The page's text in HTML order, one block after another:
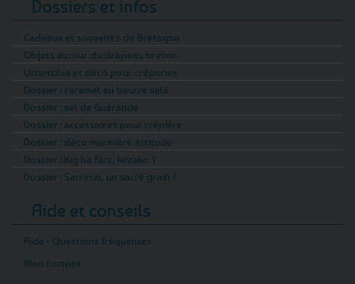
Dossiers et infos
Cadeaux et souvenirs de Bretagne
Objets autour du drapeau breton
Ustensiles et déco pour crêperies
Dossier : caramel au beurre salé
Dossier : sel de Guérande
Dossier : accessoires pour crêpière
Dossier : déco marinière attitude
Dossier : Kig ha Farz, kézako ?
Dossier : Sarrasin, un sacré grain !
Aide et conseils
Aide - Questions fréquentes
Mon compte